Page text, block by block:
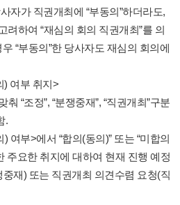
자가 직권개최에 “부동의”하더라도,
려하여 “재심의 회의 직권개최”를 의
“부동의”한 당사자도 재심의 회의에
) 여부 취지>
“조정”, “분쟁중재”, “직권개최”구분
.
여부>에서 “합의(동의)” 또는 “미합의
주요한 취지에 대하여 현재 진행 예정
재) 또는 직권개최 의견수렴 요청(직